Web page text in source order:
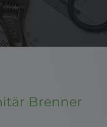
Brenner